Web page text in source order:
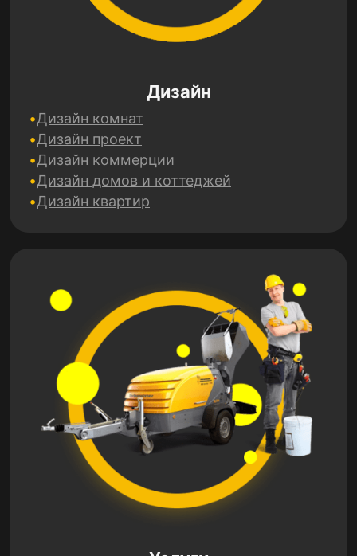
Дизайн
Дизайн комнат
Дизайн проект
Дизайн коммерции
Дизайн домов и коттеджей
Дизайн квартир